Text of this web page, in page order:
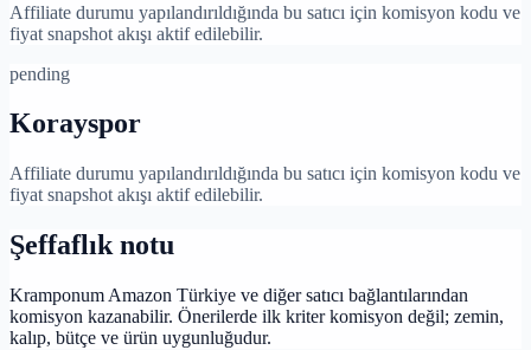
Affiliate durumu yapılandırıldığında bu satıcı için komisyon kodu ve
fiyat snapshot akışı aktif edilebilir.
pending
Korayspor
Affiliate durumu yapılandırıldığında bu satıcı için komisyon kodu ve
fiyat snapshot akışı aktif edilebilir.
Şeffaflık notu
Kramponum Amazon Türkiye ve diğer satıcı bağlantılarından
komisyon kazanabilir. Önerilerde ilk kriter komisyon değil; zemin,
kalıp, bütçe ve ürün uygunluğudur.